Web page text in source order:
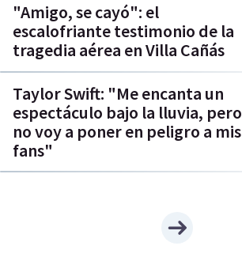
"Amigo, se cayó": el
escalofriante testimonio de la
tragedia aérea en Villa Cañás
Taylor Swift: "Me encanta un
espectáculo bajo la lluvia, pero
no voy a poner en peligro a mis
fans"